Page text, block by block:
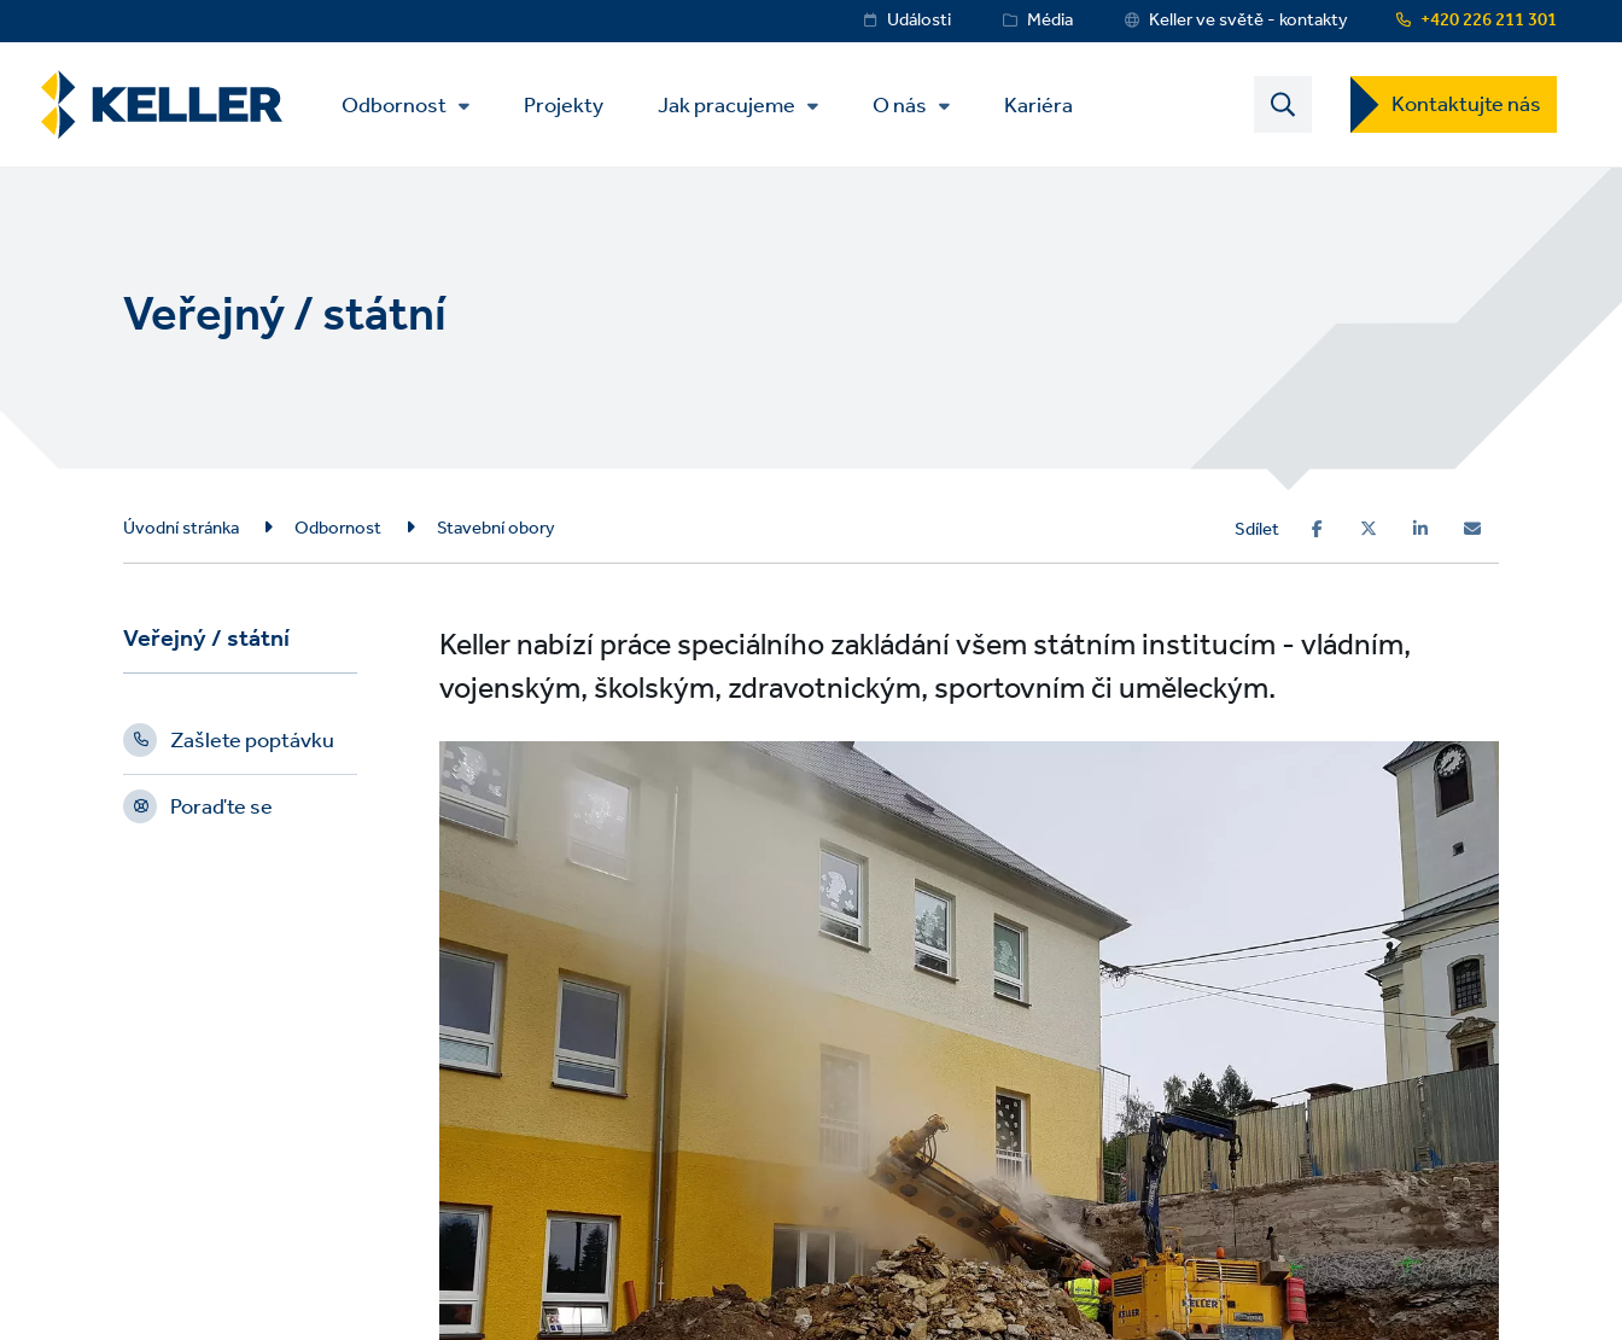
to
content
+420 226 211 301
Service
MenuUdálosti Média Keller ve světě - kontakty
Main
Menu
Odbornost Projekty Jak pracujeme O nás Kariéra Contact
US
Dropdown
Kontaktujte nás
Veřejný / státní
Breadcrumb
Úvodní stránka Odbornost Stavební obory Sdílet
Veřejný / státní
Zašlete poptávku
Poraďte se
Keller nabízí práce speciálního zakládání všem státním institucím - vládním,
vojenským, školským, zdravotnickým, sportovním či uměleckým.